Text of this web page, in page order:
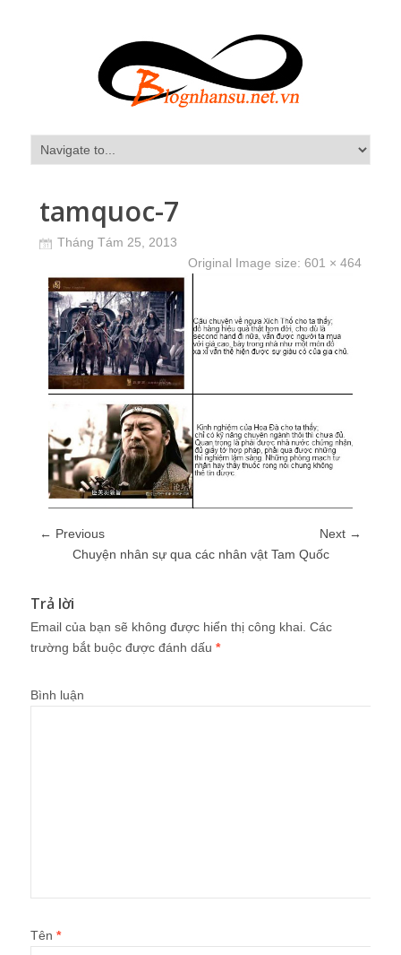
tamquoc-7
Tháng Tám 25, 2013
Original Image size: 601 × 464
← Previous
Next →
Chuyện nhân sự qua các nhân vật Tam Quốc
Trả lời
Email của bạn sẽ không được hiển thị công khai. Các
trường bắt buộc được đánh dấu *
Bình luận
Tên *